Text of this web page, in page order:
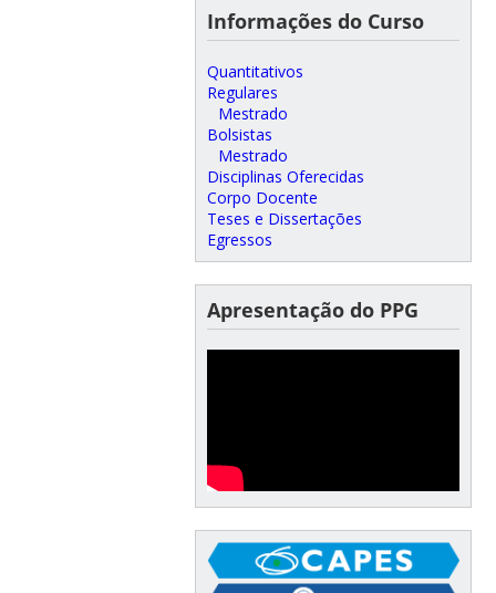
Informações do Curso
Quantitativos
Regulares
Mestrado
Bolsistas
Mestrado
Disciplinas Oferecidas
Corpo Docente
Teses e Dissertações
Egressos
Apresentação do PPG